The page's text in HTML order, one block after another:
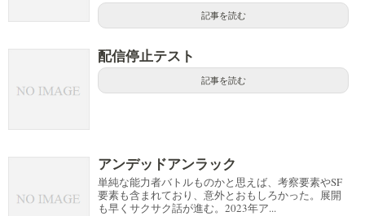
記事を読む
配信停止テスト
記事を読む
アンデッドアンラック
単純な能力者バトルものかと思えば、考察要素やSF
要素も含まれており、意外とおもしろかった。展開
も早くサクサク話が進む。2023年ア...